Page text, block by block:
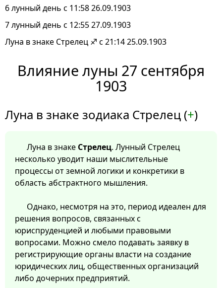
6 лунный день с 11:58 26.09.1903
7 лунный день с 12:55 27.09.1903
Луна в знаке Стрелец ♐ с 21:14 25.09.1903
Влияние луны 27 сентября
1903
Луна в знаке зодиака Стрелец (+)
Луна в знаке Стрелец. Лунный Стрелец
несколько уводит наши мыслительные
процессы от земной логики и конкретики в
область абстрактного мышления.
Однако, несмотря на это, период идеален для
решения вопросов, связанных с
юриспруденцией и любыми правовыми
вопросами. Можно смело подавать заявку в
регистрирующие органы власти на создание
юридических лиц, общественных организаций
либо дочерних предприятий.